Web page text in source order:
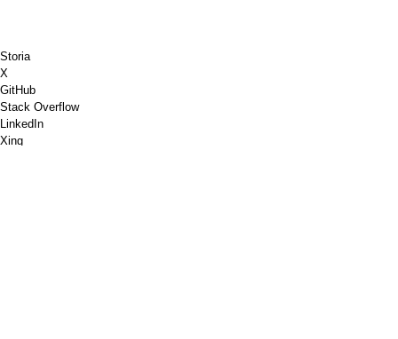
Storia
X
GitHub
Stack Overflow
LinkedIn
Xing